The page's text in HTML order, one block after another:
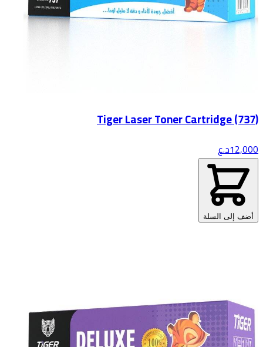
Tiger Laser Toner Cartridge (737)
12,000د.ع
أضف إلى السلة